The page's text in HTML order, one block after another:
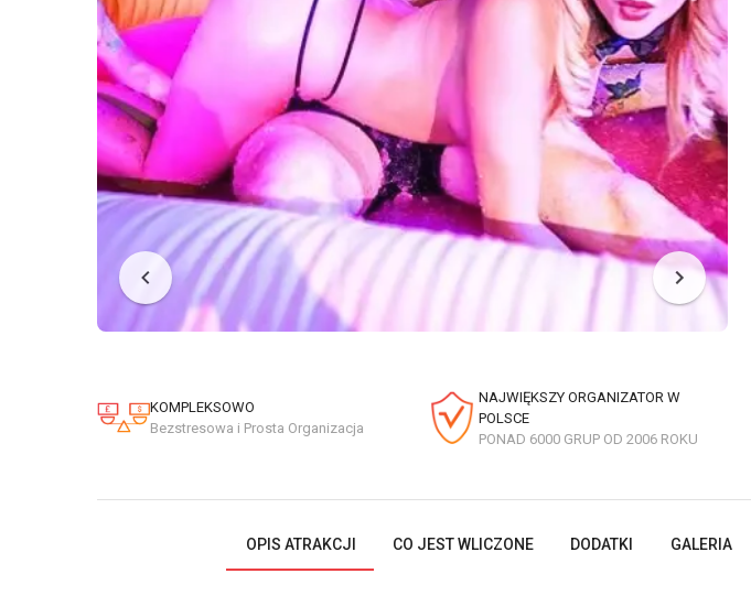
KOMPLEKSOWO
Bezstresowa i Prosta Organizacja
NAJWIĘKSZY ORGANIZATOR W
POLSCE
PONAD 6000 GRUP OD 2006 ROKU
OPIS ATRAKCJI CO JEST WLICZONE DODATKI GALERIA